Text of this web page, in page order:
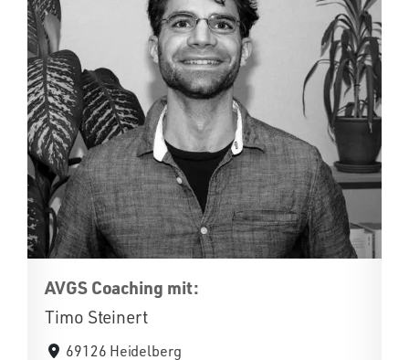
AVGS Coaching mit:
Timo Steinert
69126 Heidelberg